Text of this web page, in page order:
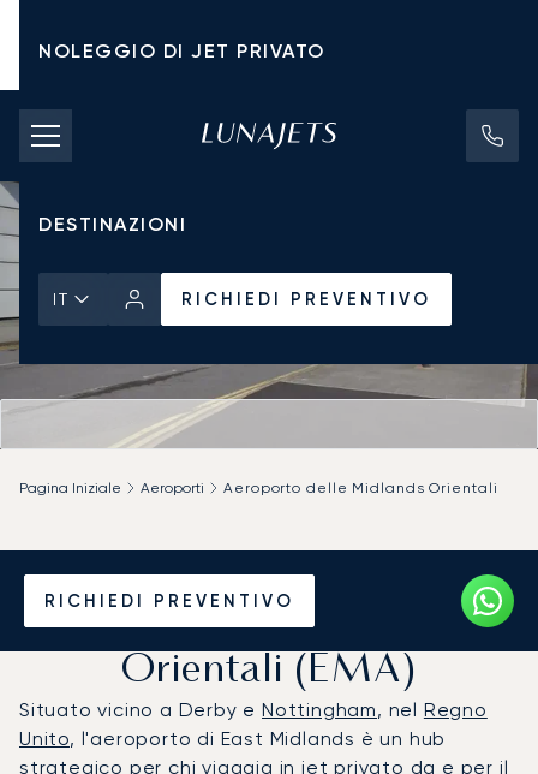
NOLEGGIO DI JET PRIVATO
TARIFFE DI NOLEGGIO
JET PRIVATI
DESTINAZIONI
IT RICHIEDI PREVENTIVO
RICHIEDI PREVENTIVO
Pagina Iniziale Aeroporti Aeroporto delle Midlands Orientali
Noleggio jet privato per
l'Aeroporto delle Midlands
Orientali (EMA)
Situato vicino a Derby eNottingham, nel Regno
Unito, l'aeroporto di East Midlands è un hub
strategico per chi viaggia in jet privato da e per il